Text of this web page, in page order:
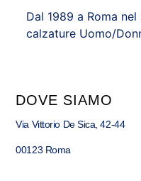
Dal 1989 a Roma
calzature Uomo/
DOVE SIAMO
Via Vittorio De Sica, 42-44
00123 Roma